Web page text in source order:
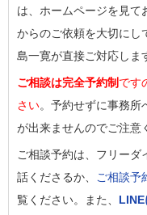
は、ホームページを見て
からのご依頼を大切にし
島一寛が直接ご対応しま
ご相談は完全予約制 です
さい。予約せずに事務所
が出来ませんのでご注意
ご相談予約は、フリーダ
話くださるか、
ご相談予
覧ください。また、